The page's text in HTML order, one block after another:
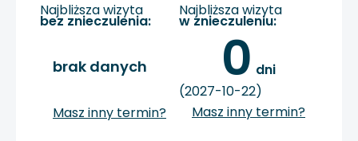
Najbliższa wizyta
bez znieczulenia:
brak danych
Masz inny termin?
Najbliższa wizyta
w znieczuleniu:
0 dni
(2027-10-22)
Masz inny termin?